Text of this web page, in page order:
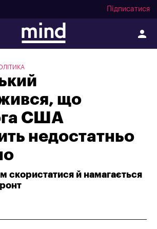
Підписатися
що
США
недостатньо
скористатися й намагається